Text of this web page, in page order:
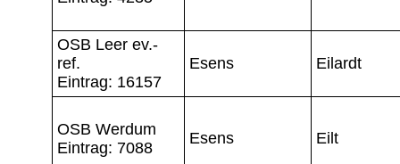
OSB Leer ev.-
ref.
Eintrag: 16157
Esens Eilardt
OSB Werdum
Eintrag: 7088
Esens Eilt